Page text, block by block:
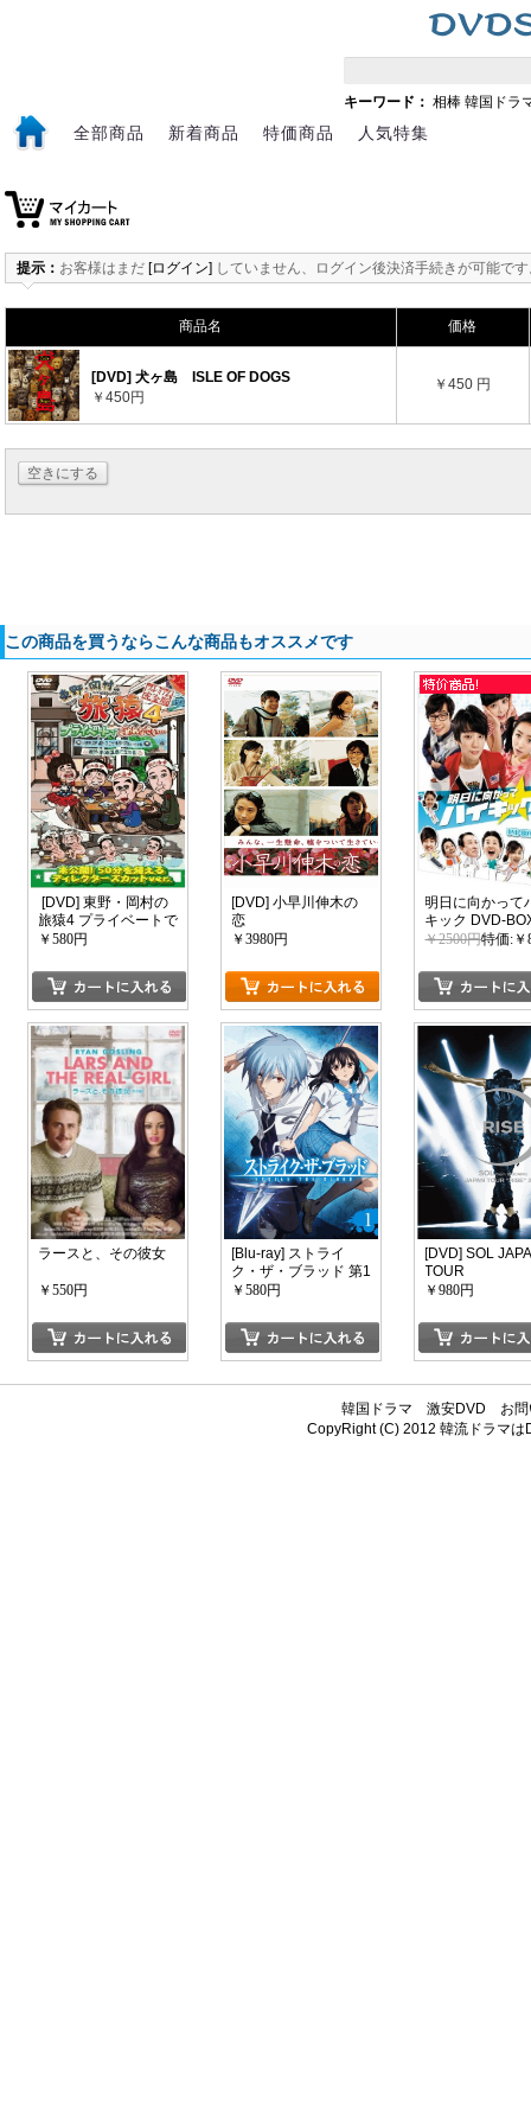
キーワード： 相棒 韓国ドラ
全部商品 新着商品 特価商品 人気特集
提示： お客様はまだ [ログイン] していません、ログイン後決済手続きが可能で
商品名 価格
[DVD] 犬ヶ島 ISLE OF DOGS
￥450円
￥450 円
空きにする
この商品を買うならこんな商品もオススメです
[DVD] 東野・岡村の
旅猿4 プライベートで
ごめんなさい・・・
ロケ地巡りの旅 ドキ
ドキ編&鴨川・小湊温
泉で忘年会
￥580円
[DVD] 小早川伸木の
恋
￥3980円
明日に向かって
キック DVD-
￥2500円特価:￥
ラースと、その彼女
￥550円
[Blu-ray] ストライ
ク・ザ・ブラッド 第1
巻
￥580円
[DVD] SOL
TOUR
￥980円
韓国ドラマ 激安DVD
お
CopyRight (C) 2012韓流ドラマは